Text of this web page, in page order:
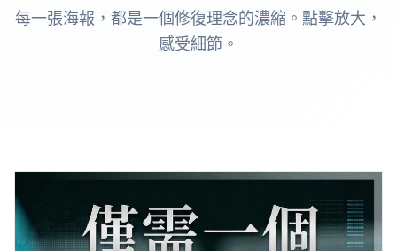
每一張海報，都是一個修復理念的濃縮。點擊放大，
感受細節。